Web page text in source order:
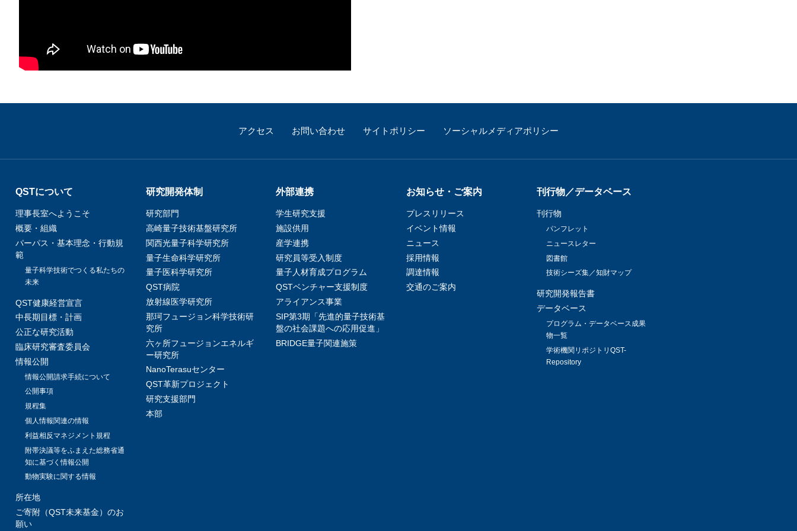
アクセス お問い合わせ サイトポリシー ソーシャルメディアポリシー
QSTについて
理事長室へようこそ
概要・組織
パーパス・基本理念・行動規
範
量子科学技術でつくる私たちの
未来
QST健康経営宣言
中長期目標・計画
公正な研究活動
臨床研究審査委員会
情報公開
情報公開請求手続について
公開事項
規程集
個人情報関連の情報
利益相反マネジメント規程
附帯決議等をふまえた総務省通
知に基づく情報公開
動物実験に関する情報
所在地
ご寄附（QST未来基金）のお
願い
研究開発体制
研究部門
高崎量子技術基盤研究所
関西光量子科学研究所
量子生命科学研究所
量子医科学研究所
QST病院
放射線医学研究所
那珂フュージョン科学技術研
究所
六ヶ所フュージョンエネルギ
ー研究所
NanoTerasuセンター
QST革新プロジェクト
研究支援部門
本部
外部連携
学生研究支援​
施設供用
産学連携
研究員等受入制度
量子人材育成プログラム
QSTベンチャー支援制度
アライアンス事業
SIP第3期「先進的量子技術基
盤の社会課題への応用促進」
BRIDGE量子関連施策
お知らせ・ご案内
プレスリリース
イベント情報
ニュース
採用情報
調達情報
交通のご案内
刊行物／データベース
刊行物
パンフレット
ニュースレター
図書館
技術シーズ集／知財マップ
研究開発報告書
データベース
プログラム・データベース成果
物一覧
学術機関リポジトリQST-
Repository